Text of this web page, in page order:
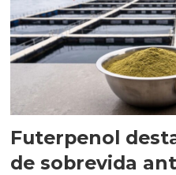
Futerpenol
de sobrevida